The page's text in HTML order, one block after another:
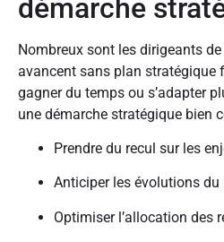
démarche
Nombreux sont les dirigeants
avancent sans plan stratégique
gagner du temps ou s’adapter
une démarche stratégique bien
Prendre du recul sur les
Anticiper les évolutions du
Optimiser l’allocation des